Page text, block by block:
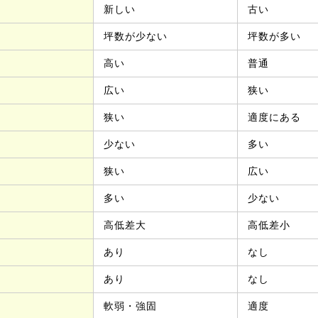
新しい 古い
坪数が少ない 坪数が多い
高い 普通
広い 狭い
狭い 適度にある
少ない 多い
狭い 広い
多い 少ない
高低差大 高低差小
あり なし
あり なし
軟弱・強固 適度